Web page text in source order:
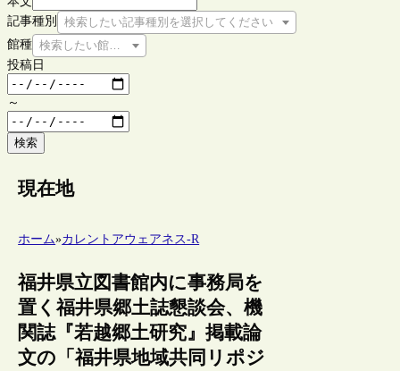
記事種別
検索したい記事種別を選択してください
館種 検索したい館種を選択してください
投稿日
～
検索
現在地
ホーム»カレントアウェアネス-R
福井県立図書館内に事務局を
置く福井県郷土誌懇談会、機
関誌『若越郷土研究』掲載論
文の「福井県地域共同リポジ